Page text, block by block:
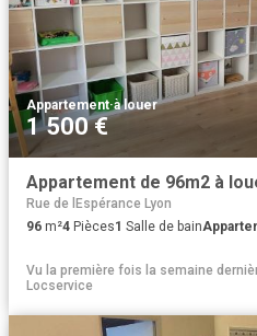
Appartement·à louer
1 500 €
Appartement de 96m2 à
Rue de lEspérance Lyon
96 m²4 Pièces1 Salle de bain
Vu la première fois la semaine
Locservice